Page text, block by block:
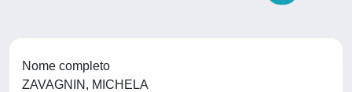
Nome completo
ZAVAGNIN, MICHELA